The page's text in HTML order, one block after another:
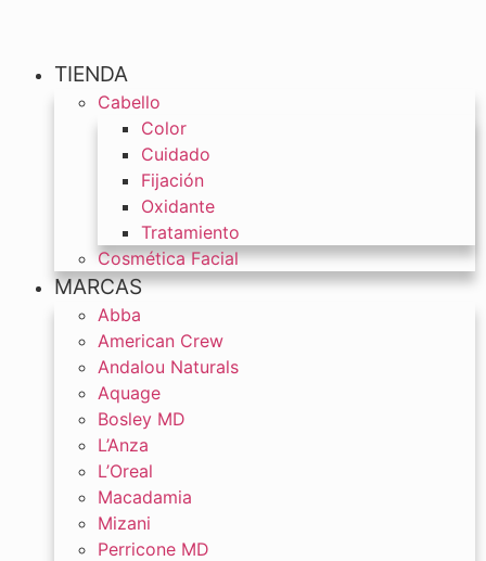
TIENDA
Cabello
Color
Cuidado
Fijación
Oxidante
Tratamiento
Cosmética Facial
MARCAS
Abba
American Crew
Andalou Naturals
Aquage
Bosley MD
L’Anza
L’Oreal
Macadamia
Mizani
Perricone MD